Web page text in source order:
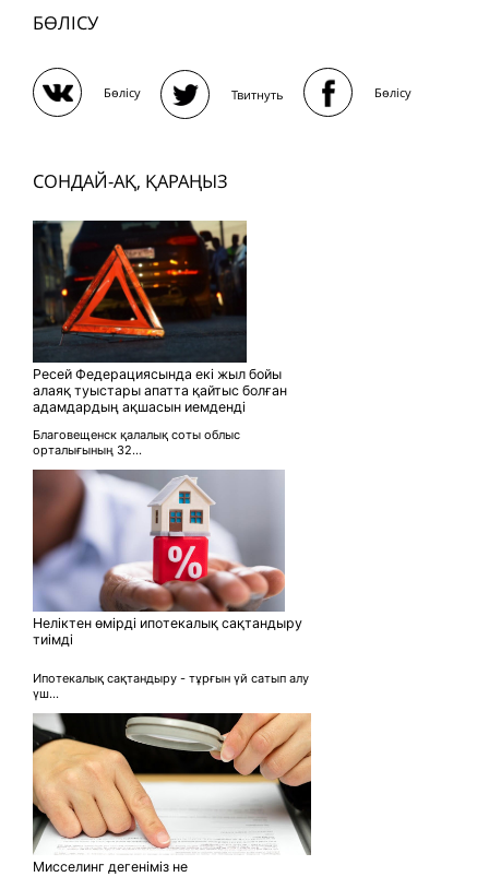
БӨЛІСУ
Бөлісу Твитнуть Бөлісу
СОНДАЙ-АҚ, ҚАРАҢЫЗ
Ресей Федерациясында екі жыл бойы
алаяқ туыстары апатта қайтыс болған
адамдардың ақшасын иемденді
Благовещенск қалалық соты облыс
орталығының 32...
Неліктен өмірді ипотекалық сақтандыру
тиімді
Ипотекалық сақтандыру - тұрғын үй сатып алу
үш...
Мисселинг дегеніміз не